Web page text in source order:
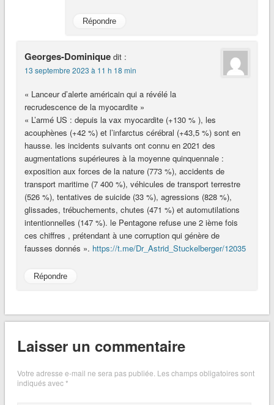
Répondre
Georges-Dominique dit :
13 septembre 2023 à 11 h 18 min
« Lanceur d’alerte américain qui a révélé la
recrudescence de la myocardite »
« L’armé US : depuis la vax myocardite (+130 % ), les
acouphènes (+42 %) et l’infarctus cérébral (+43,5 %) sont en
hausse. les incidents suivants ont connu en 2021 des
augmentations supérieures à la moyenne quinquennale :
exposition aux forces de la nature (773 %), accidents de
transport maritime (7 400 %), véhicules de transport terrestre
(526 %), tentatives de suicide (33 %), agressions (828 %),
glissades, trébuchements, chutes (471 %) et automutilations
intentionnelles (147 %). le Pentagone refuse une 2 ième fois
ces chiffres , prétendant à une corruption qui génère de
fausses donnés ». https://t.me/Dr_Astrid_Stuckelberger/12035
Répondre
Laisser un commentaire
Votre adresse e-mail ne sera pas publiée. Les champs obligatoires sont
indiqués avec*